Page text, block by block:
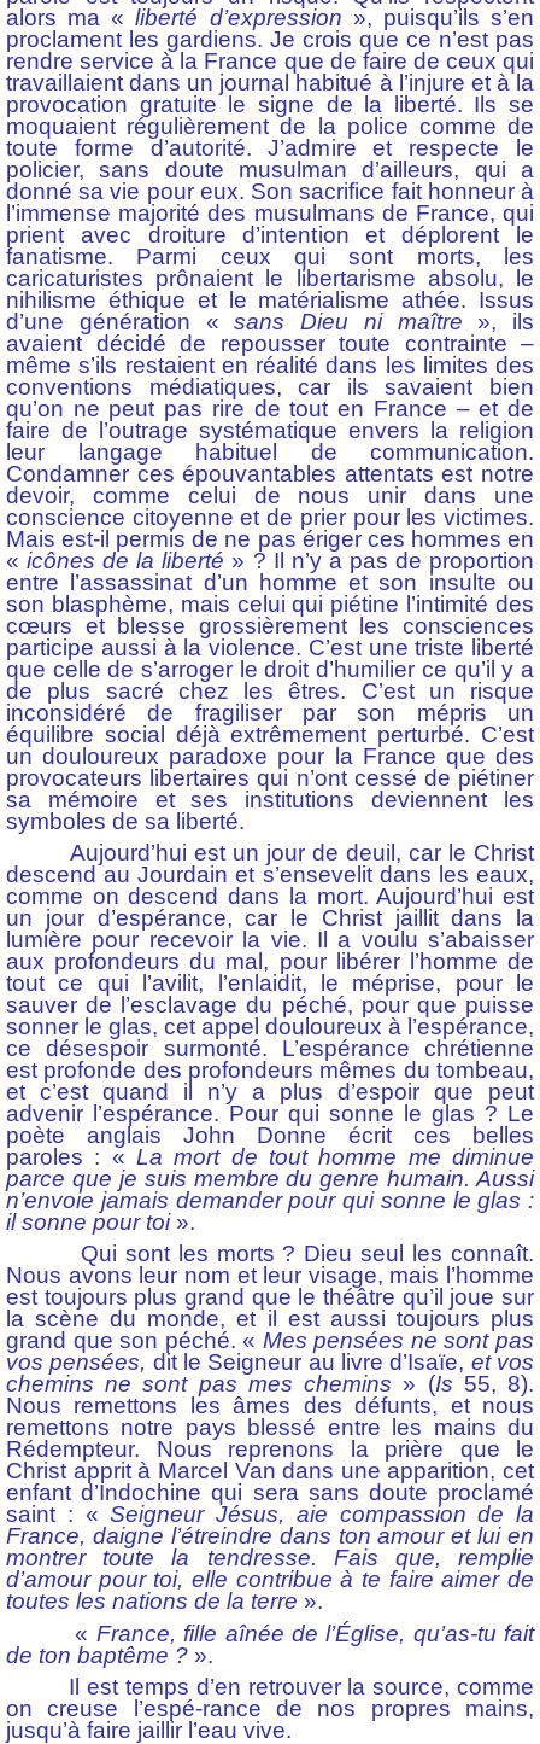
alors ma « liberté d’expression », puisqu’ils s’en
proclament les gardiens. Je crois que ce n’est pas
rendre service à la France que de faire de ceux qui
travaillaient dans un journal habitué à l’injure et à la
provocation gratuite le signe de la liberté. Ils se
moquaient régulièrement de la police comme de
toute forme d’autorité. J’admire et respecte le
policier, sans doute musulman d’ailleurs, qui a
donné sa vie pour eux. Son sacrifice fait honneur à
l’immense majorité des musulmans de France, qui
prient avec droiture d’intention et déplorent le
fanatisme. Parmi ceux qui sont morts, les
caricaturistes prônaient le libertarisme absolu, le
nihilisme éthique et le matérialisme athée. Issus
d’une génération «sans Dieu ni maître », ils
avaient décidé de repousser toute contrainte –
même s’ils restaient en réalité dans les limites des
conventions médiatiques, car ils savaient bien
qu’on ne peut pas rire de tout en France – et de
faire de l’outrage systématique envers la religion
leur langage habituel de communication.
Condamner ces épouvantables attentats est notre
devoir, comme celui de nous unir dans une
conscience citoyenne et de prier pour les victimes.
Mais est-il permis de ne pas ériger ces hommes en
« icônes de la liberté » ? Il n’y a pas de proportion
entre l’assassinat d’un homme et son insulte ou
son blasphème, mais celui qui piétine l’intimité des
cœurs et blesse grossièrement les consciences
participe aussi à la violence. C’est une triste liberté
que celle de s’arroger le droit d’humilier ce qu’il y a
de plus sacré chez les êtres. C’est un risque
inconsidéré de fragiliser par son mépris un
équilibre social déjà extrêmement perturbé. C’est
un douloureux paradoxe pour la France que des
provocateurs libertaires qui n’ont cessé de piétiner
sa mémoire et ses institutions deviennent les
symboles de sa liberté.
Aujourd’hui est un jour de deuil, car le Christ
descend au Jourdain et s’ensevelit dans les eaux,
comme on descend dans la mort. Aujourd’hui est
un jour d’espérance, car le Christ jaillit dans la
lumière pour recevoir la vie. Il a voulu s’abaisser
aux profondeurs du mal, pour libérer l’homme de
tout ce qui l’avilit, l’enlaidit, le méprise, pour le
sauver de l’esclavage du péché, pour que puisse
sonner le glas, cet appel douloureux à l’espérance,
ce désespoir surmonté. L’espérance chrétienne
est profonde des profondeurs mêmes du tombeau,
et c’est quand il n’y a plus d’espoir que peut
advenir l’espérance. Pour qui sonne le glas ? Le
poète anglais John Donne écrit ces belles
paroles : « La mort de tout homme me diminue
parce que je suis membre du genre humain. Aussi
n’envoie jamais demander pour qui sonne le glas :
il sonne pour toi ».
Qui sont les morts ? Dieu seul les connaît.
Nous avons leur nom et leur visage, mais l’homme
est toujours plus grand que le théâtre qu’il joue sur
la scène du monde, et il est aussi toujours plus
grand que son péché. « Mes pensées ne sont pas
vos pensées, dit le Seigneur au livre d’Isaïe, et vos
chemins ne sont pas mes chemins » (Is 55, 8).
Nous remettons les âmes des défunts, et nous
remettons notre pays blessé entre les mains du
Rédempteur. Nous reprenons la prière que le
Christ apprit à Marcel Van dans une apparition, cet
enfant d’Indochine qui sera sans doute proclamé
saint : « Seigneur Jésus, aie compassion de la
France, daigne l’étreindre dans ton amour et lui en
montrer toute la tendresse. Fais que, remplie
d’amour pour toi, elle contribue à te faire aimer de
toutes les nations de la terre ».
« France, fille aînée de l’Église, qu’as-tu fait
de ton baptême ? ».
Il est temps d’en retrouver la source, comme
on creuse l’espé-rance de nos propres mains,
jusqu’à faire jaillir l’eau vive.